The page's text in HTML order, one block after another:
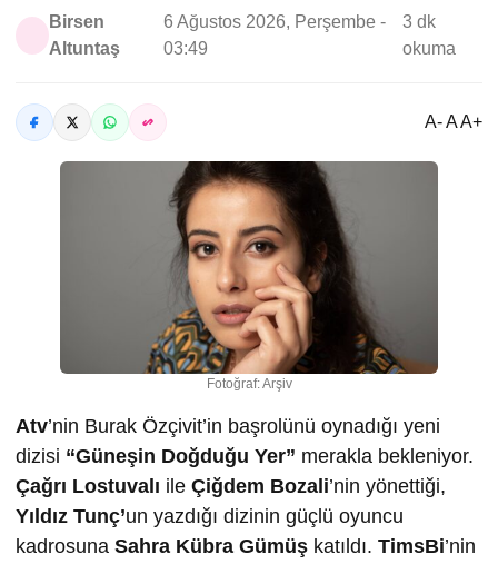
Birsen
Altuntaş
6 Ağustos 2026, Perşembe -
03:49
3 dk
okuma
A- A A+
Fotoğraf: Arşiv
Atv’nin Burak Özçivit’in başrolünü oynadığı yeni
dizisi “Güneşin Doğduğu Yer” merakla bekleniyor.
Çağrı Lostuvalı ile Çiğdem Bozali’nin yönettiği,
Yıldız Tunç’un yazdığı dizinin güçlü oyuncu
kadrosuna Sahra Kübra Gümüş katıldı. TimsBi’nin